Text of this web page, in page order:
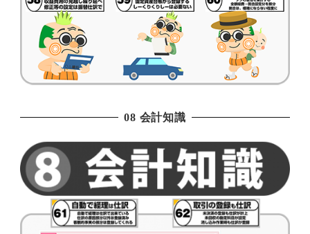
08 会計知識